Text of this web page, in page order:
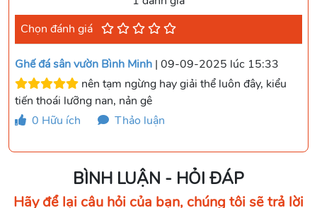
Chọn đánh giá
Ghế đá sân vườn Bình Minh | 09-09-2025 lúc 15:33
nên tạm ngừng hay giải thể luôn đây, kiểu
tiến thoái lưỡng nan, nản gê
0 Hữu ích Thảo luận
BÌNH LUẬN - HỎI ĐÁP
Hãy để lại câu hỏi của bạn, chúng tôi sẽ trả lời